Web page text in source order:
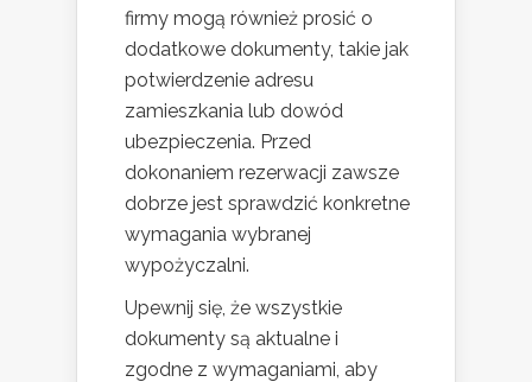
firmy mogą również prosić o
dodatkowe dokumenty, takie jak
potwierdzenie adresu
zamieszkania lub dowód
ubezpieczenia. Przed
dokonaniem rezerwacji zawsze
dobrze jest sprawdzić konkretne
wymagania wybranej
wypożyczalni.
Upewnij się, że wszystkie
dokumenty są aktualne i
zgodne z wymaganiami, aby